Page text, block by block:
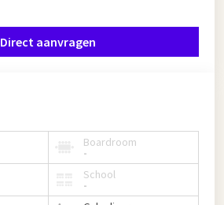
Direct aanvragen
Boardroom
-
School
-